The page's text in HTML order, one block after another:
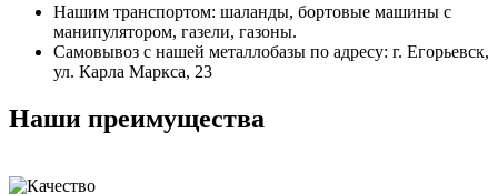
Нашим транспортом: шаланды, бортовые машины с
манипулятором, газели, газоны.
Самовывоз с нашей металлобазы по адресу: г. Егорьевск,
ул. Карла Маркса, 23
Наши преимущества